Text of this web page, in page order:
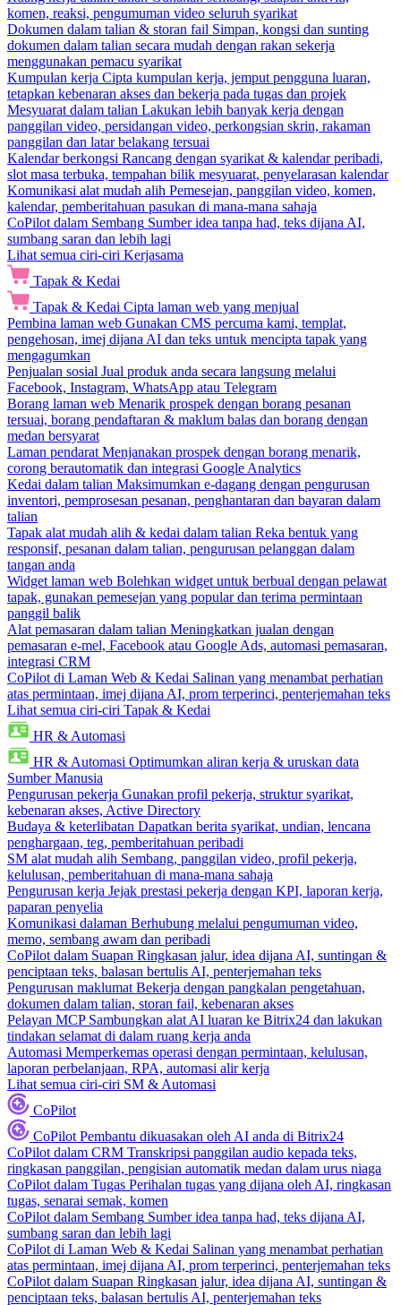
komen, reaksi, pengumuman video seluruh syarikat
Dokumen dalam talian & storan fail Simpan, kongsi dan sunting
dokumen dalam talian secara mudah dengan rakan sekerja
menggunakan pemacu syarikat
Kumpulan kerja Cipta kumpulan kerja, jemput pengguna luaran,
tetapkan kebenaran akses dan bekerja pada tugas dan projek
Mesyuarat dalam talian Lakukan lebih banyak kerja dengan
panggilan video, persidangan video, perkongsian skrin, rakaman
panggilan dan latar belakang tersuai
Kalendar berkongsi Rancang dengan syarikat & kalendar peribadi,
slot masa terbuka, tempahan bilik mesyuarat, penyelarasan kalendar
Komunikasi alat mudah alih Pemesejan, panggilan video, komen,
kalendar, pemberitahuan pasukan di mana-mana sahaja
CoPilot dalam Sembang Sumber idea tanpa had, teks dijana AI,
sumbang saran dan lebih lagi
Lihat semua ciri-ciri Kerjasama
Tapak & Kedai
Tapak & Kedai Cipta laman web yang menjual
Pembina laman web Gunakan CMS percuma kami, templat,
pengehosan, imej dijana AI dan teks untuk mencipta tapak yang
mengagumkan
Penjualan sosial Jual produk anda secara langsung melalui
Facebook, Instagram, WhatsApp atau Telegram
Borang laman web Menarik prospek dengan borang pesanan
tersuai, borang pendaftaran & maklum balas dan borang dengan
medan bersyarat
Laman pendarat Menjanakan prospek dengan borang menarik,
corong berautomatik dan integrasi Google Analytics
Kedai dalam talian Maksimumkan e-dagang dengan pengurusan
inventori, pemprosesan pesanan, penghantaran dan bayaran dalam
talian
Tapak alat mudah alih & kedai dalam talian Reka bentuk yang
responsif, pesanan dalam talian, pengurusan pelanggan dalam
tangan anda
Widget laman web Bolehkan widget untuk berbual dengan pelawat
tapak, gunakan pemesejan yang popular dan terima permintaan
panggil balik
Alat pemasaran dalam talian Meningkatkan jualan dengan
pemasaran e-mel, Facebook atau Google Ads, automasi pemasaran,
integrasi CRM
CoPilot di Laman Web & Kedai Salinan yang menambat perhatian
atas permintaan, imej dijana AI, prom terperinci, penterjemahan teks
Lihat semua ciri-ciri Tapak & Kedai
HR & Automasi
HR & Automasi Optimumkan aliran kerja & uruskan data
Sumber Manusia
Pengurusan pekerja Gunakan profil pekerja, struktur syarikat,
kebenaran akses, Active Directory
Budaya & keterlibatan Dapatkan berita syarikat, undian, lencana
penghargaan, teg, pemberitahuan peribadi
SM alat mudah alih Sembang, panggilan video, profil pekerja,
kelulusan, pemberitahuan di mana-mana sahaja
Pengurusan kerja Jejak prestasi pekerja dengan KPI, laporan kerja,
paparan penyelia
Komunikasi dalaman Berhubung melalui pengumuman video,
memo, sembang awam dan peribadi
CoPilot dalam Suapan Ringkasan jalur, idea dijana AI, suntingan &
penciptaan teks, balasan bertulis AI, penterjemahan teks
Pengurusan maklumat Bekerja dengan pangkalan pengetahuan,
dokumen dalam talian, storan fail, kebenaran akses
Pelayan MCP Sambungkan alat AI luaran ke Bitrix24 dan lakukan
tindakan selamat di dalam ruang kerja anda
Automasi Memperkemas operasi dengan permintaan, kelulusan,
laporan perbelanjaan, RPA, automasi alir kerja
Lihat semua ciri-ciri SM & Automasi
CoPilot
CoPilot Pembantu dikuasakan oleh AI anda di Bitrix24
CoPilot dalam CRM Transkripsi panggilan audio kepada teks,
ringkasan panggilan, pengisian automatik medan dalam urus niaga
CoPilot dalam Tugas Perihalan tugas yang dijana oleh AI, ringkasan
tugas, senarai semak, komen
CoPilot dalam Sembang Sumber idea tanpa had, teks dijana AI,
sumbang saran dan lebih lagi
CoPilot di Laman Web & Kedai Salinan yang menambat perhatian
atas permintaan, imej dijana AI, prom terperinci, penterjemahan teks
CoPilot dalam Suapan Ringkasan jalur, idea dijana AI, suntingan &
penciptaan teks, balasan bertulis AI, penterjemahan teks